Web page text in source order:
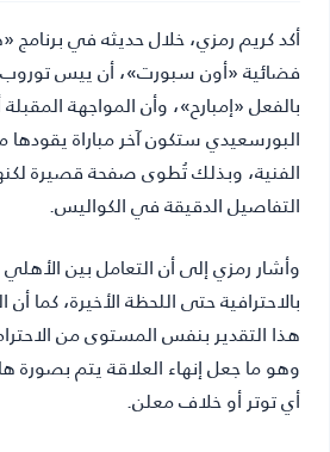
أكد كريم رمزي، خلال حديثه في برنامج
فضائية «أون سبورت»، أن ييس توروب
بالفعل «إمبارح»، وأن المواجهة
البورسعيدي ستكون آخر مباراة
الفنية، وبذلك تُطوى صفحة قصيرة
التفاصيل الدقيقة في الكواليس.
وأشار رمزي إلى أن التعامل بين
بالاحترافية حتى اللحظة الأخيرة، كما
هذا التقدير بنفس المستوى من
وهو ما جعل إنهاء العلاقة يتم بصورة
أي توتر أو خلاف معلن.